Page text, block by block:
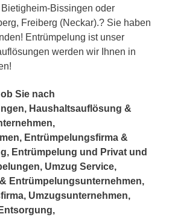
Bissingen oder
Freiberg (Neckar).? Sie haben
Entrümpelung ist unser
werden wir Ihnen in
Sie nach
Haushaltsauflösung &
Entrümpelungsfirma &
Entrümpelung und Privat und
Umzug Service,
Entrümpelungsunternehmen,
Umzugsunternehmen,